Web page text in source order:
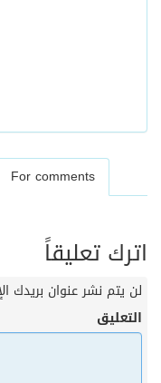
For comments
اترك تعليقاً
لن يتم نشر عنوان بريدك
التعليق